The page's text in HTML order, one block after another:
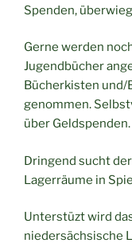
Spenden,
Gerne werden
Jugendbücher
Bücherkisten und/
genommen.
über Geldspenden.
Dringend sucht
Lagerräume in
Unterstüzt wird
niedersächsische